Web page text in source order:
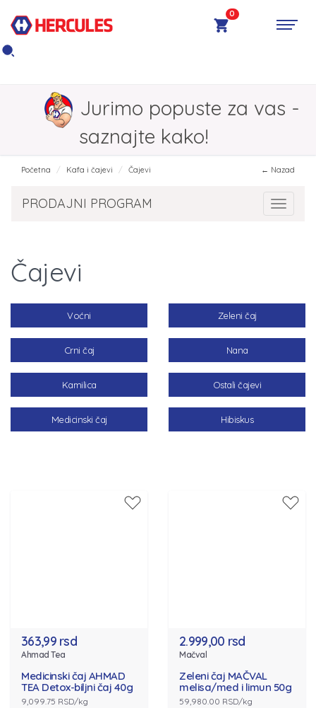
0
Jurimo popuste za vas -
saznajte kako!
Početna Kafa i čajevi Čajevi ← Nazad
Toggle
PRODAJNI PROGRAM
Čajevi
Voćni Zeleni čaj
Crni čaj Nana
Kamilica Ostali čajevi
Medicinski čaj Hibiskus
363,99 rsd
Ahmad Tea
Medicinski čaj AHMAD
TEA Detox-biljni čaj 40g
9,099.75 RSD/kg
2.999,00 rsd
Mačval
Zeleni čaj MAČVAL
melisa/med i limun 50g
59,980.00 RSD/kg